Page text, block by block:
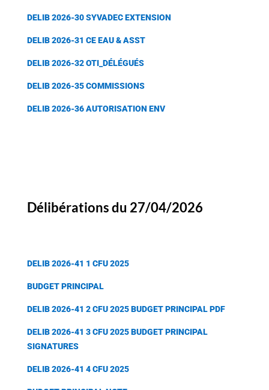
DELIB 2026-30 SYVADEC EXTENSION
DELIB 2026-31 CE EAU & ASST
DELIB 2026-32 OTI_DÉLÉGUÉS
DELIB 2026-35 COMMISSIONS
DELIB 2026-36 AUTORISATION ENV
Délibérations du 27/04/2026
DELIB 2026-41 1 CFU 2025
BUDGET PRINCIPAL
DELIB 2026-41 2 CFU 2025 BUDGET PRINCIPAL PDF
DELIB 2026-41 3 CFU 2025 BUDGET PRINCIPAL
SIGNATURES
DELIB 2026-41 4 CFU 2025